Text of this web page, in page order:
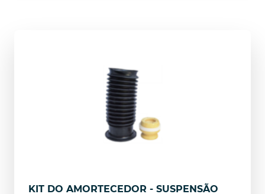
KIT DO AMORTECEDOR - SUSPENSÃO